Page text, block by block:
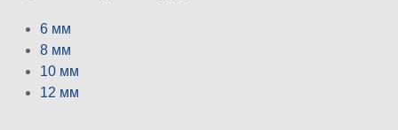
6 мм
8 мм
10 мм
12 мм